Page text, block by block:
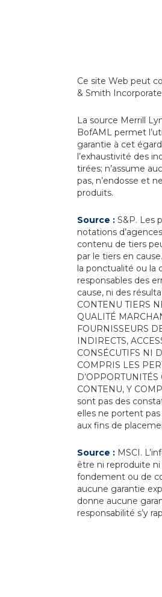
Ce site Web peut
& Smith
La source Merrill
BofAML permet
garantie à cet
l’exhaustivité des
tirées; n’assume
pas, n’endosse et
produits.
Source : S&P. Les
notations
contenu de tiers
par le tiers en
la ponctualité ou la
responsables des
cause, ni des
CONTENU TIERS
QUALITÉ
FOURNISSEURS
INDIRECTS,
CONSÉCUTIFS NI
COMPRIS LES
CONTENU, Y
sont pas des
elles ne portent
aux fins de
Source : MSCI.
être ni reproduite
fondement ou de
aucune garantie
donne aucune
responsabilité s’y